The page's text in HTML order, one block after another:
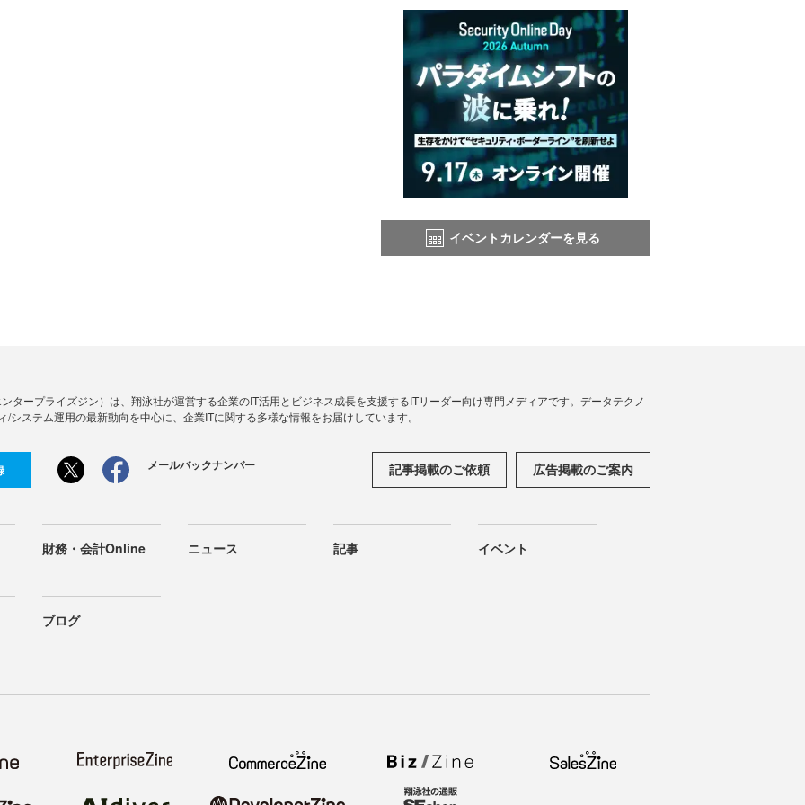
イベントカレンダーを見る
ンタープライズジン）は、翔泳社が運営する企業のIT活用とビジネス成長を支援するITリーダー向け専門メディアです。データテクノ
/システム運用の最新動向を中心に、企業ITに関する多様な情報をお届けしています。
メールバックナンバー 記事掲載のご依頼 広告掲載のご案内
財務・会計Online ニュース 記事 イベント
ブログ